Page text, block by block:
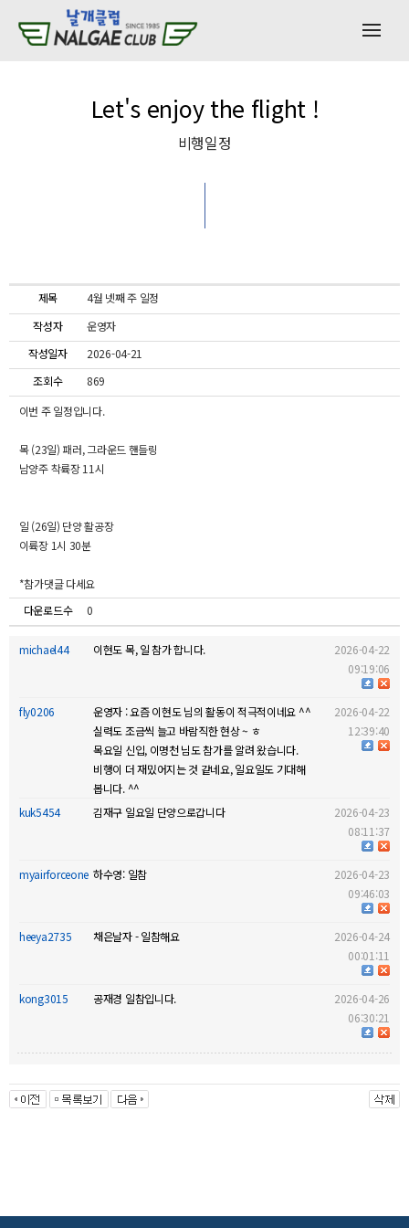
Let's enjoy the flight !
비행일정
제목
4월 넷째 주 일정
작성자
운영자
작성일자
2026-04-21
조회수
869
이번 주 일정입니다.
목 (23일) 패러, 그라운드 핸들링
남양주 착륙장 11시
일 (26일) 단양 활공장
이륙장 1시 30분
*참가댓글 다세요
다운로드수
0
michael44 이현도 목, 일 참가 합니다.
2026-04-22
09:19:06
fly0206
운영자 : 요즘 이현도 님의 활동이 적극적이네요 ^^
실력도 조금씩 늘고 바람직한 현상 ~ ㅎ
목요일 신입, 이명천 님도 참가를 알려 왔습니다.
비행이 더 재밌어지는 것 같네요, 일요일도 기대해
봅니다. ^^
2026-04-22
12:39:40
kuk5454 김재구 일요일 단양으로갑니다
2026-04-23
08:11:37
myairforceone 하수영: 일참
2026-04-23
09:46:03
heeya2735 채은날자 - 일참해요
2026-04-24
00:01:11
kong3015 공재경 일참입니다.
2026-04-26
06:30:21